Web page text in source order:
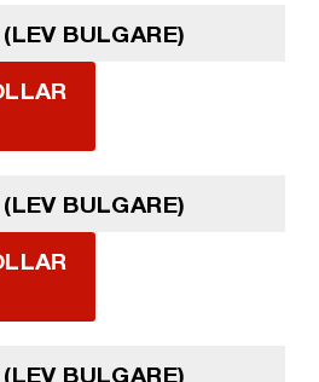
BULGARE)
BULGARE)
BULGARE)